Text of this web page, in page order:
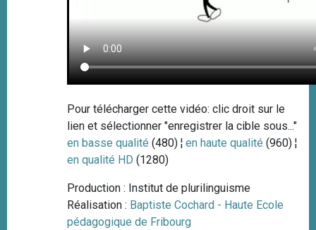
Pour télécharger cette vidéo: clic droit sur le
lien et sélectionner "enregistrer la cible sous..."
en basse qualité (480) ¦en haute qualité (960) ¦
en qualité HD (1280)
Production : Institut de plurilinguisme
Réalisation : Baptiste Cochard - Haute Ecole
pédagogique de Fribourg